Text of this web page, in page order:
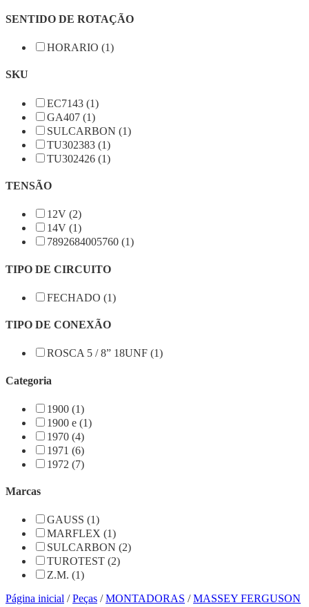
SENTIDO DE ROTAÇÃO
HORARIO (1)
SKU
EC7143 (1)
GA407 (1)
SULCARBON (1)
TU302383 (1)
TU302426 (1)
TENSÃO
12V (2)
14V (1)
7892684005760 (1)
TIPO DE CIRCUITO
FECHADO (1)
TIPO DE CONEXÃO
ROSCA 5 / 8” 18UNF (1)
Categoria
1900 (1)
1900 e (1)
1970 (4)
1971 (6)
1972 (7)
Marcas
GAUSS (1)
MARFLEX (1)
SULCARBON (2)
TUROTEST (2)
Z.M. (1)
Página inicial /Peças /MONTADORAS /MASSEY FERGUSON